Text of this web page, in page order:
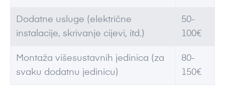
Dodatne usluge (električne
instalacije, skrivanje cijevi, itd.)
50-
100€
Montaža višesustavnih jedinica (za
svaku dodatnu jedinicu)
80-
150€